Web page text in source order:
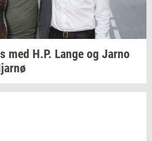
med H.P. Lange og Jarno